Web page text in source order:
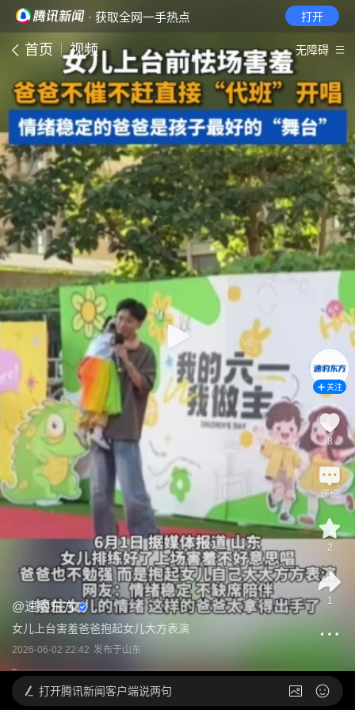
· 获取全网一手热点 打开
首页 视频 无障碍
@速豹东方
女儿上台害羞爸爸抱起女儿大方表演
2026-06-02 22:42 发布于山东
关注
8
评论
2
1
打开腾讯新闻客户端说两句